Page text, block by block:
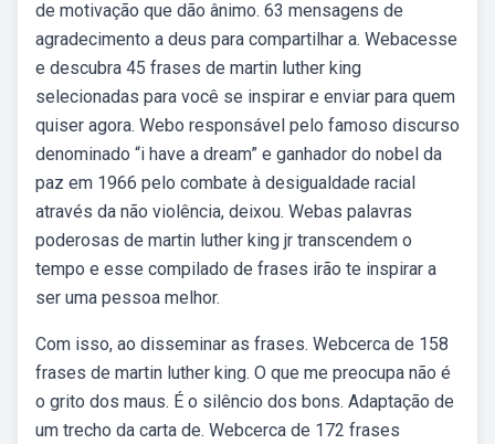
de motivação que dão ânimo. 63 mensagens de
agradecimento a deus para compartilhar a. Webacesse
e descubra 45 frases de martin luther king
selecionadas para você se inspirar e enviar para quem
quiser agora. Webo responsável pelo famoso discurso
denominado “i have a dream” e ganhador do nobel da
paz em 1966 pelo combate à desigualdade racial
através da não violência, deixou. Webas palavras
poderosas de martin luther king jr transcendem o
tempo e esse compilado de frases irão te inspirar a
ser uma pessoa melhor.
Com isso, ao disseminar as frases. Webcerca de 158
frases de martin luther king. O que me preocupa não é
o grito dos maus. É o silêncio dos bons. Adaptação de
um trecho da carta de. Webcerca de 172 frases